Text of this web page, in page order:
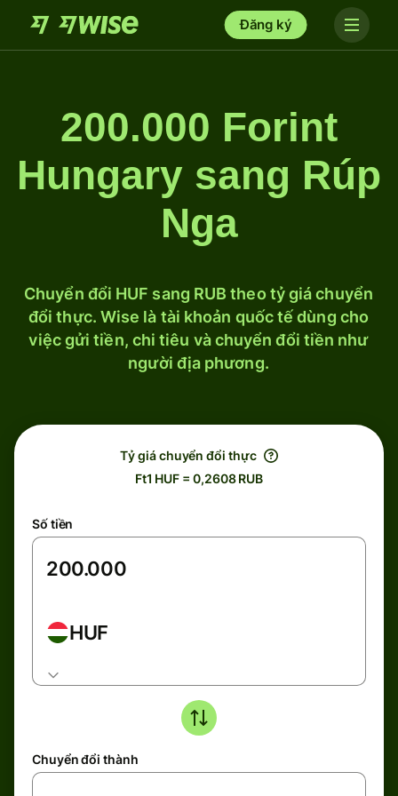
Đăng ký
200.000 Forint
Hungary sang Rúp
Nga
Chuyển đổi HUF sang RUB theo tỷ giá chuyển
đổi thực. Wise là tài khoản quốc tế dùng cho
việc gửi tiền, chi tiêu và chuyển đổi tiền như
người địa phương.
Tỷ giá chuyển đổi thực
Ft1 HUF = 0,2608 RUB
Số tiền
HUF
Chuyển đổi thành